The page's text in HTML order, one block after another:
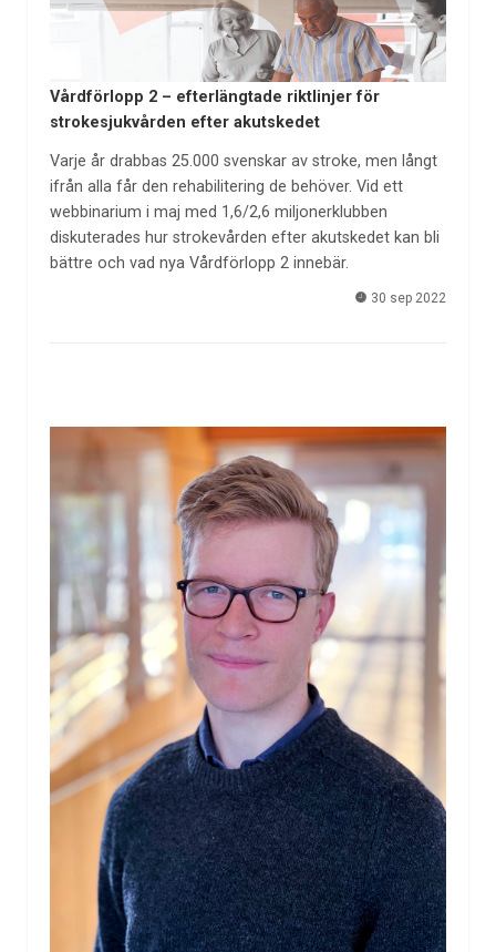
Vårdförlopp 2 – efterlängtade riktlinjer för
strokesjukvården efter akutskedet
Varje år drabbas 25.000 svenskar av stroke, men långt
ifrån alla får den rehabilitering de behöver. Vid ett
webbinarium i maj med 1,6/2,6 miljonerklubben
diskuterades hur strokevården efter akutskedet kan bli
bättre och vad nya Vårdförlopp 2 innebär.
30 sep 2022